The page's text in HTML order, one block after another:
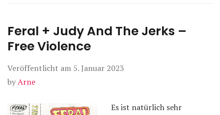
Feral + Judy And The Jerks –
Free Violence
Veröffentlicht am 5. Januar 2023
byArne
Es ist natürlich sehr